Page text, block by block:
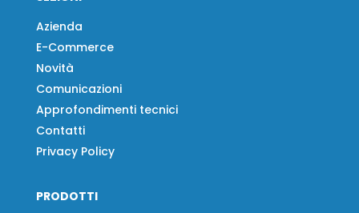
Azienda
E-Commerce
Novità
Comunicazioni
Approfondimenti tecnici
Contatti
Privacy Policy
PRODOTTI